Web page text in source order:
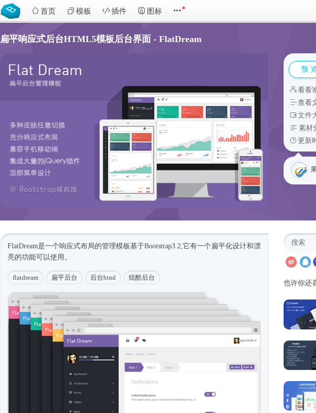
首页 模板 插件 图标
扁平响应式后台HTML5模板后台界面 - FlatDream
预
看看
查看
文件
素材
更新
FlatDream是一个响应式布局的管理模板基于Bootstrap3.2,它有一个扁平化设计和漂
亮的功能可以使用。
flatdream 扁平后台 后台html 炫酷后台
也许你还